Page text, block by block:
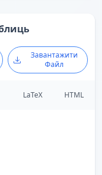
Завантажити
Файл
LaTeX HTML